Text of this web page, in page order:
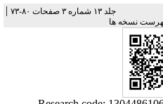
جلد ۱۳ شماره ۳ صفحات ۸۰-۷۳ |
نسخه ها